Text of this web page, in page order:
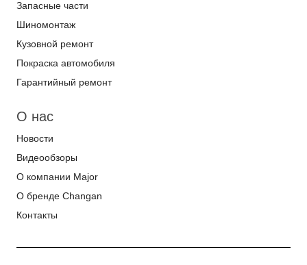
Запасные части
Шиномонтаж
Кузовной ремонт
Покраска автомобиля
Гарантийный ремонт
О нас
Новости
Видеообзоры
О компании Major
О бренде Changan
Контакты